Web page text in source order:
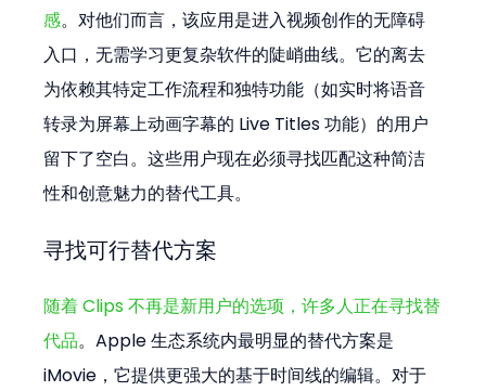
感。对他们而言，该应用是进入视频创作的无障碍
入口，无需学习更复杂软件的陡峭曲线。它的离去
为依赖其特定工作流程和独特功能（如实时将语音
转录为屏幕上动画字幕的 Live Titles 功能）的用户
留下了空白。这些用户现在必须寻找匹配这种简洁
性和创意魅力的替代工具。
寻找可行替代方案
随着 Clips 不再是新用户的选项，许多人正在寻找替
代品。Apple 生态系统内最明显的替代方案是
iMovie，它提供更强大的基于时间线的编辑。对于